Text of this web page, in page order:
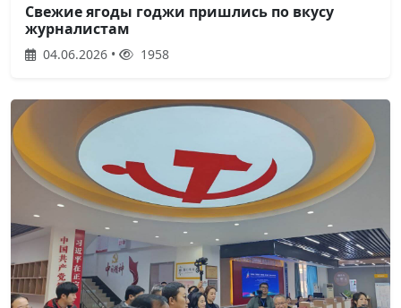
Свежие ягоды годжи пришлись по вкусу
журналистам
04.06.2026 • 1958